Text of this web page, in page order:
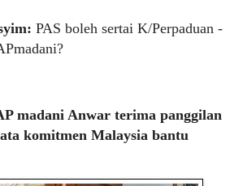
PAS boleh sertai K/Perpaduan -
madani Anwar terima panggilan
komitmen Malaysia bantu